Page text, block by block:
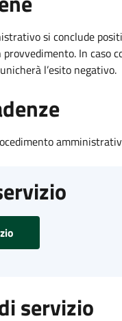
si conclude
provvedimento. In caso
l’esito negativo.
servizio